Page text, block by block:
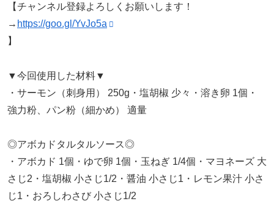
【チャンネル登録よろしくお願いします！
→ https://goo.gl/YvJo5a
】
▼今回使用した材料▼
・サーモン（刺身用） 250g・塩胡椒 少々・溶き卵 1個・
強力粉、パン粉（細かめ） 適量
◎アボカドタルタルソース◎
・アボカド 1個・ゆで卵 1個・玉ねぎ 1/4個・マヨネーズ 大
さじ2・塩胡椒 小さじ1/2・醤油 小さじ1・レモン果汁 小さ
じ1・おろしわさび 小さじ1/2